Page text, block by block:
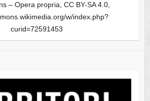
– Opera propria, CC BY-SA 4.0,
w/index.php?
curid=72591453